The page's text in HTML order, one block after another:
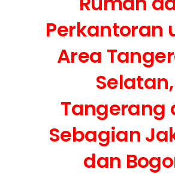
Perkantoran
Area
Selatan,
Tangerang
Sebagian
dan